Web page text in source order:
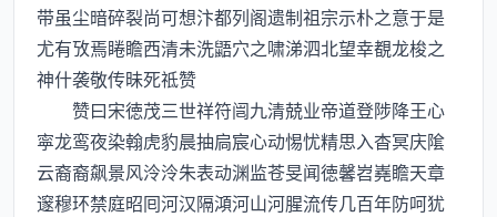
带虽尘暗碎裂尚可想汴都列阁遗制祖宗示朴之意于是
尤有攷焉睠瞻西清未洗鼯穴之啸涕泗北望幸覩龙梭之
神什袭敬传昧死祗赞
赞曰宋徳茂三世祥符闿九清兢业帝道登陟降王心
寜龙鸾夜染翰虎豹晨抽扃宸心动惕忧精思入杳冥庆隂
云裔裔飙景风泠泠朱表动渊监苍旻闻徳馨岧嶤瞻天章
邃穆环禁庭昭囘河汉隔澒河山河腥流传几百年防呵犹